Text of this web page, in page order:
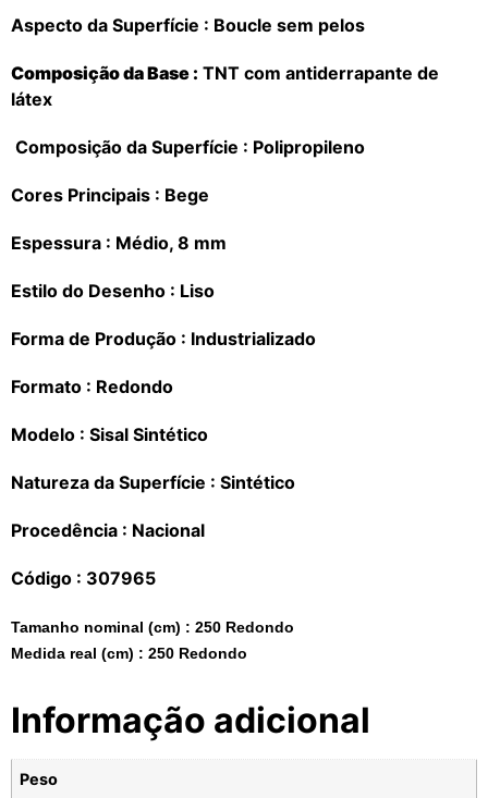
Aspecto da Superfície : Boucle sem pelos
Composição da Base : TNT com antiderrapante de
látex
Composição da Superfície : Polipropileno
Cores Principais : Bege
Espessura : Médio, 8 mm
Estilo do Desenho : Liso
Forma de Produção : Industrializado
Formato : Redondo
Modelo : Sisal Sintético
Natureza da Superfície : Sintético
Procedência : Nacional
Código : 307965
Tamanho nominal (cm) : 250 Redondo
Medida real (cm) : 250 Redondo
Informação adicional
Peso